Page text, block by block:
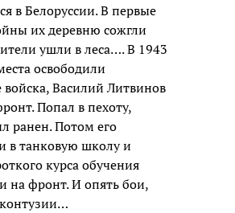
в Белоруссии. В первые
их деревню сожгли
ушли в леса…. В 1943
освободили
войска, Василий Литвинов
Попал в пехоту,
ранен. Потом его
в танковую школу и
курса обучения
на фронт. И опять бои,